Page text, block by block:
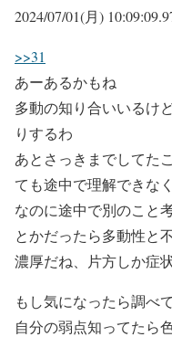
2024/07/01(月)
>>31
あーあるかもね
多動の知り合いいるけ
りするわ
あとさっきまでしてた
ても途中で理解できな
なのに途中で別のこと
とかだったら多動性と
濃厚だね、片方しか症
もし気になったら調べ
自分の弱点知ってたら